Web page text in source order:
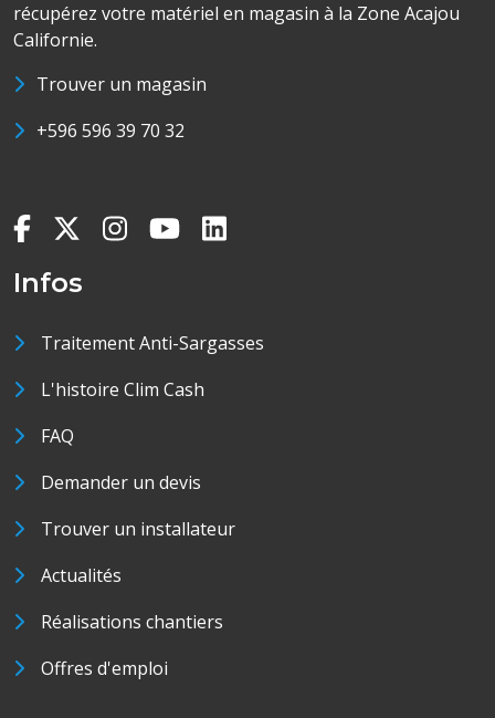
récupérez votre matériel en magasin à la Zone Acajou
Californie.
Trouver un magasin
+596 596 39 70 32
Infos
Traitement Anti-Sargasses
L'histoire Clim Cash
FAQ
Demander un devis
Trouver un installateur
Actualités
Réalisations chantiers
Offres d'emploi